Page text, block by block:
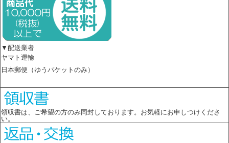
▼配送業者
ヤマト運輸
日本郵便（ゆうパケットのみ）
領収書は、ご希望の方のみ同封しております。お気軽にお申しつけくださ
い。